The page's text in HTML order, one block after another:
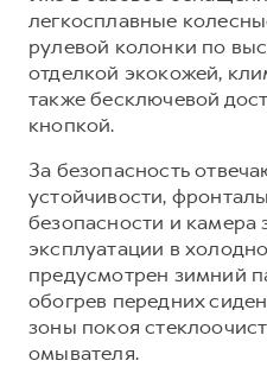
легкосплавные
рулевой колонки по
отделкой экокожей,
также бесключевой
кнопкой.
За безопасность
устойчивости,
безопасности и камера
эксплуатации в
предусмотрен зимний
обогрев передних
зоны покоя
омывателя.